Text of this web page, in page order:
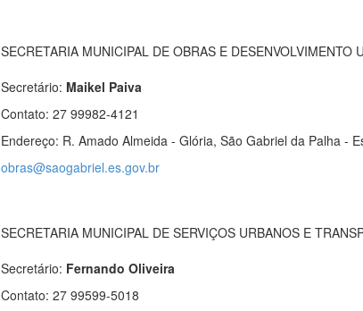
SECRETARIA MUNICIPAL DE OBRAS E DESENVOLVIMENTO
Secretário: Maikel Paiva
Contato: 27 99982-4121
Endereço: R. Amado Almeida - Glória, São Gabriel da Palha -
obras@saogabriel.es.gov.br
SECRETARIA MUNICIPAL DE SERVIÇOS URBANOS E
Secretário: Fernando Oliveira
Contato: 27 99599-5018